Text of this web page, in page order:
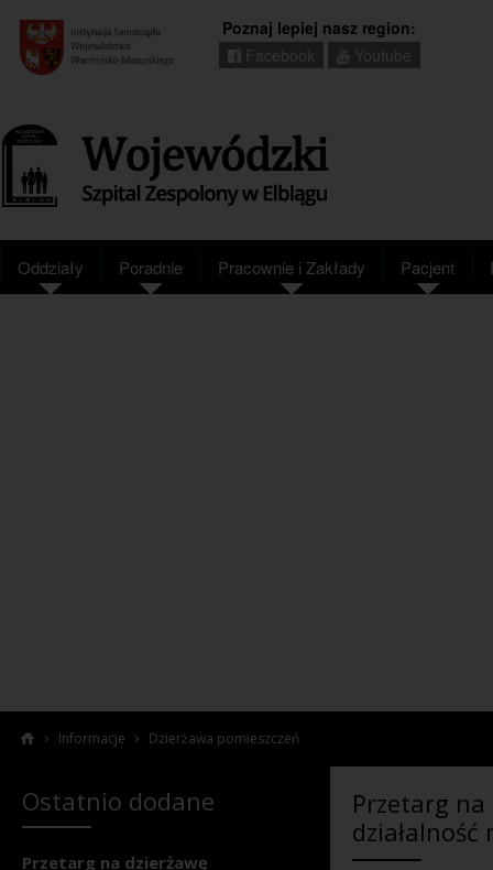
portal
informacyjny
Wrota
Warmii
Mazur
Poznaj lepiej nasz region:
Facebook
Youtube
Oddziały Poradnie Pracownie i Zakłady Pacjent
› Informacje › Dzierżawa pomieszczeń
Ostatnio dodane
Przetarg na dzierżawę
Przetarg na
działalność